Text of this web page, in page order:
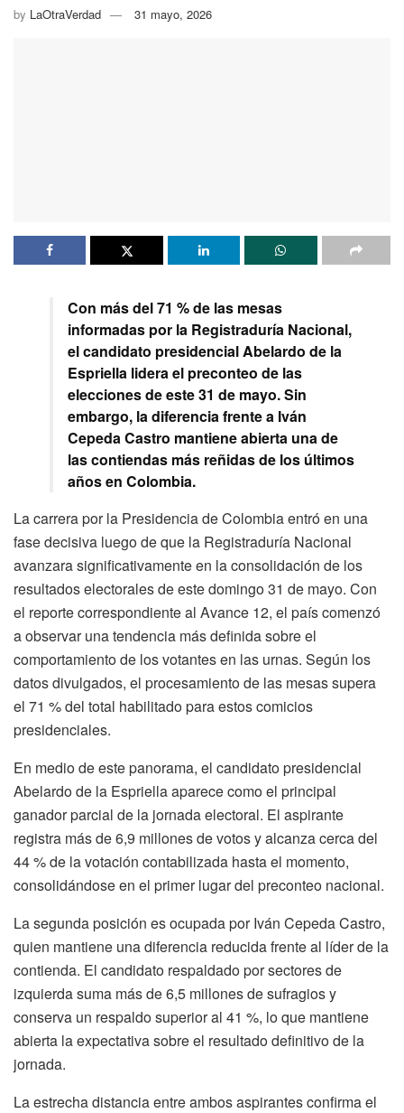
by LaOtraVerdad 31 mayo, 2026
Con más del 71 % de las mesas
informadas por la Registraduría Nacional,
el candidato presidencial Abelardo de la
Espriella lidera el preconteo de las
elecciones de este 31 de mayo. Sin
embargo, la diferencia frente a Iván
Cepeda Castro mantiene abierta una de
las contiendas más reñidas de los últimos
años en Colombia.
La carrera por la Presidencia de Colombia entró en una
fase decisiva luego de que la Registraduría Nacional
avanzara significativamente en la consolidación de los
resultados electorales de este domingo 31 de mayo. Con
el reporte correspondiente al Avance 12, el país comenzó
a observar una tendencia más definida sobre el
comportamiento de los votantes en las urnas. Según los
datos divulgados, el procesamiento de las mesas supera
el 71 % del total habilitado para estos comicios
presidenciales.
En medio de este panorama, el candidato presidencial
Abelardo de la Espriella aparece como el principal
ganador parcial de la jornada electoral. El aspirante
registra más de 6,9 millones de votos y alcanza cerca del
44 % de la votación contabilizada hasta el momento,
consolidándose en el primer lugar del preconteo nacional.
La segunda posición es ocupada por Iván Cepeda Castro,
quien mantiene una diferencia reducida frente al líder de la
contienda. El candidato respaldado por sectores de
izquierda suma más de 6,5 millones de sufragios y
conserva un respaldo superior al 41 %, lo que mantiene
abierta la expectativa sobre el resultado definitivo de la
jornada.
La estrecha distancia entre ambos aspirantes confirma el